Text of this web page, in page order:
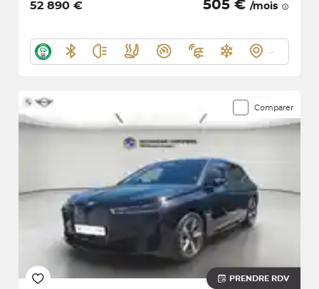
52 890 € 505 € /mois
Comparer
PRENDRE RDV